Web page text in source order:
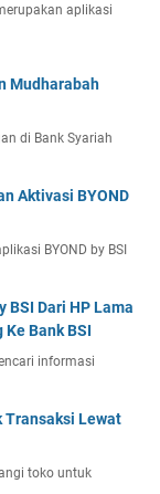
aplikasi
Mudharabah
di Bank Syariah
Aktivasi BYOND
BYOND by BSI
BSI Dari HP Lama
Ke Bank BSI
informasi
Transaksi Lewat
toko untuk